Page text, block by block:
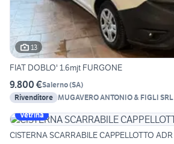
13
FIAT DOBLO' 1.6mjt FURGONE
9.800 €Salerno(SA)
Rivenditore MUGAVERO ANTONIO & FIGLI SRL
Vetrina
CISTERNA SCARRABILE CAPPELLOTTO ADR